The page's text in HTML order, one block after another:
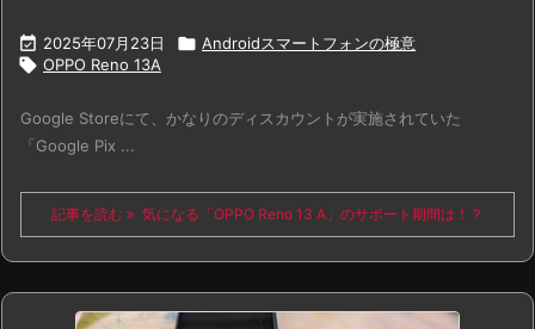
 2025年07月23日  Androidスマートフォンの極意
 OPPO Reno 13A
Google Storeにて、かなりのディスカウントが実施されていた
「Google Pix ...
記事を読む 気になる「OPPO Reno 13 A」のサポート期間は！？